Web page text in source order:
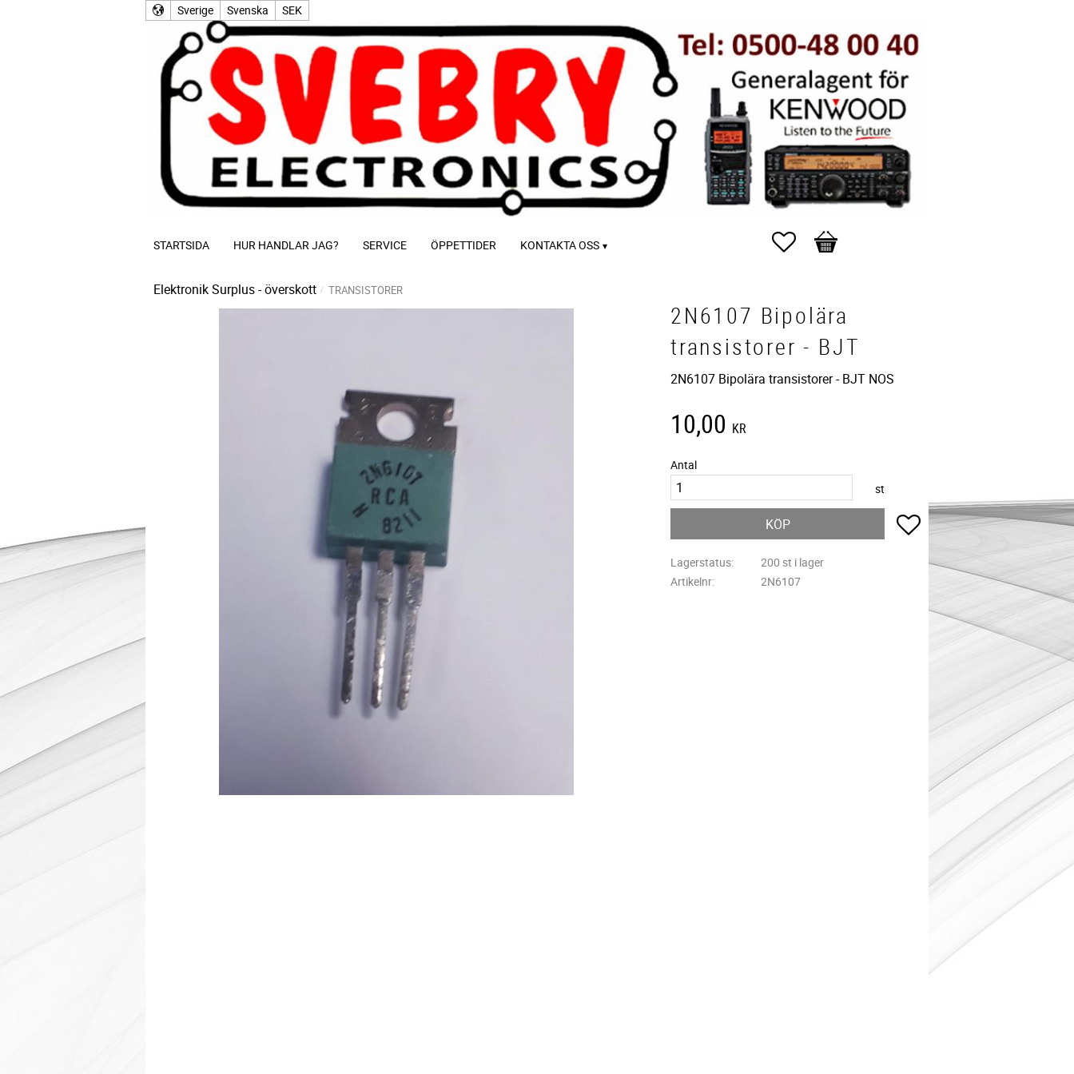
Sverige Svenska SEK
STARTSIDA HUR HANDLAR JAG? SERVICE ÖPPETTIDER KONTAKTA OSS Favoriter
Kundvagn
Elektronik Surplus - överskott TRANSISTORER
2N6107 Bipolära
transistorer - BJT
2N6107 Bipolära transistorer - BJT NOS
10,00 KR
Antal
st
KÖP Lägg till i favoriter
Lagerstatus
200 st i lager
Artikelnr
2N6107